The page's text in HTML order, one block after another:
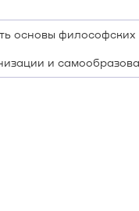
основы
и